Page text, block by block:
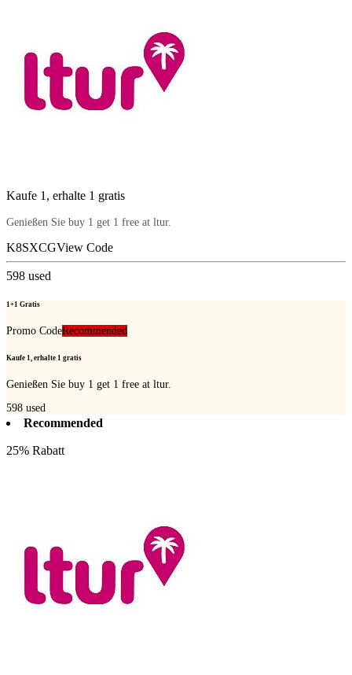
Kaufe 1, erhalte 1 gratis
Genießen Sie buy 1 get 1 free at ltur.
K8SXCGView Code
598 used
1+1 Gratis
Promo CodeRecommended
Kaufe 1, erhalte 1 gratis
Genießen Sie buy 1 get 1 free at ltur.
598 used
Recommended
25% Rabatt